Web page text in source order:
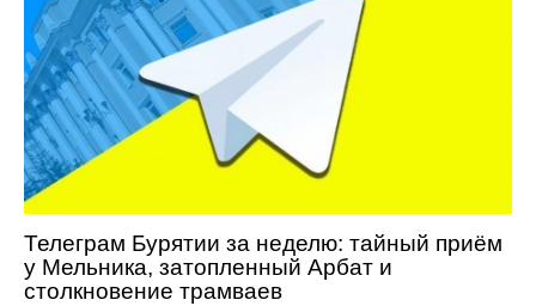
Телеграм Бурятии за неделю: тайный приём
у Мельника, затопленный Арбат и
столкновение трамваев